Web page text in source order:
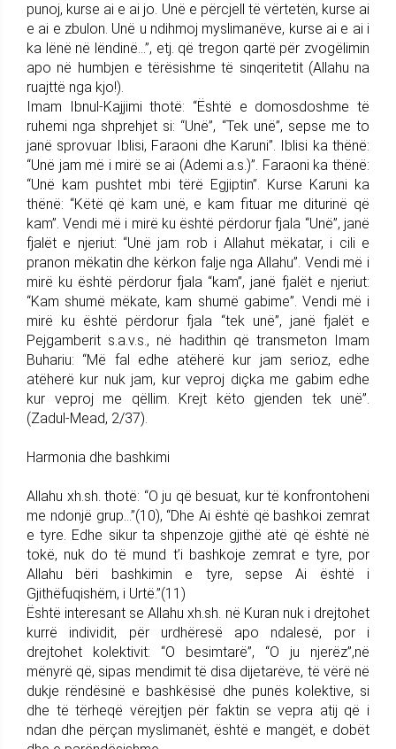
punoj, kurse ai e ai jo. Unë e përcjell të vërtetën, kurse ai
e ai e zbulon. Unë u ndihmoj myslimanëve, kurse ai e ai i
ka lënë në lëndinë…”, etj. që tregon qartë për zvogëlimin
apo në humbjen e tërësishme të sinqeritetit (Allahu na
ruajttë nga kjo!).
Imam Ibnul-Kajjimi thotë: “Është e domosdoshme të
ruhemi nga shprehjet si: “Unë”, “Tek unë”, sepse me to
janë sprovuar Iblisi, Faraoni dhe Karuni”. Iblisi ka thënë:
“Unë jam më i mirë se ai (Ademi a.s.)”. Faraoni ka thënë:
“Unë kam pushtet mbi tërë Egjiptin”. Kurse Karuni ka
thënë: “Këtë që kam unë, e kam fituar me diturinë që
kam”. Vendi më i mirë ku është përdorur fjala “Unë”, janë
fjalët e njeriut: “Unë jam rob i Allahut mëkatar, i cili e
pranon mëkatin dhe kërkon falje nga Allahu”. Vendi më i
mirë ku është përdorur fjala “kam”, janë fjalët e njeriut:
“Kam shumë mëkate, kam shumë gabime”. Vendi më i
mirë ku është përdorur fjala “tek unë”, janë fjalët e
Pejgamberit s.a.v.s., në hadithin që transmeton Imam
Buhariu: “Më fal edhe atëherë kur jam serioz, edhe
atëherë kur nuk jam, kur veproj diçka me gabim edhe
kur veproj me qëllim. Krejt këto gjenden tek unë”.
(Zadul-Mead, 2/37).
Harmonia dhe bashkimi
Allahu xh.sh. thotë: “O ju që besuat, kur të konfrontoheni
me ndonjë grup…”(10), “Dhe Ai është që bashkoi zemrat
e tyre. Edhe sikur ta shpenzoje gjithë atë që është në
tokë, nuk do të mund t’i bashkoje zemrat e tyre, por
Allahu bëri bashkimin e tyre, sepse Ai është i
Gjithëfuqishëm, i Urtë.”(11)
Është interesant se Allahu xh.sh. në Kuran nuk i drejtohet
kurrë individit, për urdhëresë apo ndalesë, por i
drejtohet kolektivit: “O besimtarë”, “O ju njerëz”,në
mënyrë që, sipas mendimit të disa dijetarëve, të vërë në
dukje rëndësinë e bashkësisë dhe punës kolektive, si
dhe të tërheqë vërejtjen për faktin se vepra atij që i
ndan dhe përçan myslimanët, është e mangët, e dobët